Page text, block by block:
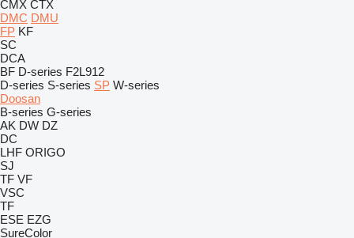
CMX CTX
DMC DMU
FP KF
SC
DCA
BF D-series F2L912
D-series S-series SP W-series
Doosan
B-series G-series
AK DW DZ
DC
LHF ORIGO
SJ
TF VF
VSC
TF
ESE EZG
SureColor